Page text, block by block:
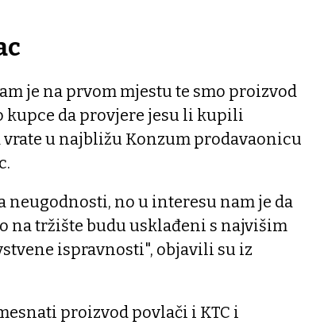
je na prvom mjestu te smo proizvod
da provjere jesu li kupili
vrate u najbližu Konzum prodavaonicu
neugodnosti, no u interesu nam je da
na tržište budu usklađeni s najvišim
ispravnosti", objavili su iz
proizvod povlači i KTC i